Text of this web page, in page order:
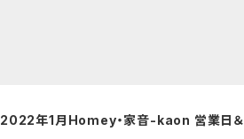
2022年1月Homey・家音-kaon 営業日＆